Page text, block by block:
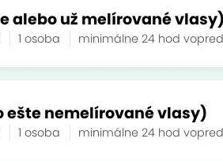
alebo už melírované vlasy)
1 osoba minimálne 24 hod vopred
ešte nemelírované vlasy)
1 osoba minimálne 24 hod vopred